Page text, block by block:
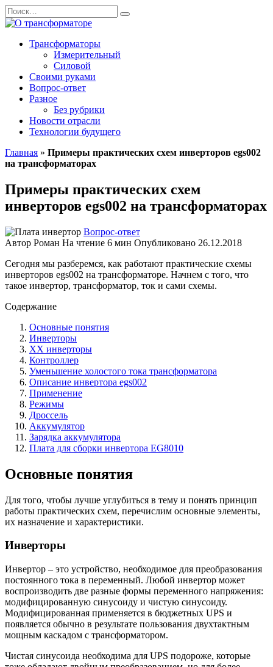
Перейти
к
содержанию
Search
for:
Трансформаторы
Измерительный
Силовой
Своими руками
Вопрос-ответ
Разное
Без рубрики
Новости отрасли
Технологии будущего
Главная » Примеры практических схем инверторов egs002
на трансформаторах
Примеры практических схем
инверторов egs002 на трансформаторах
Вопрос-ответ
Автор Роман На чтение 6 мин Опубликовано 26.12.2018
Сегодня мы разберемся, как работают практические схемы
инверторов egs002 на трансформаторе. Начнем с того, что
такое инвертор, трансформатор, ток и сами схемы.
Содержание
Основные понятия
Инверторы
XX инверторы
Контроллер
Уменьшение холостого тока трансформатора
Описание инвертора egs002
Применение
Режимы
Дроссель
Аккумулятор
Зарядка аккумулятора
Плата для сборки инвертора EG8010
Основные понятия
Для того, чтобы лучше углубиться в тему и понять принцип
работы практических схем, перечислим основные элементы,
их назначение и характеристики.
Инверторы
Инвертор – это устройство, необходимое для преобразования
постоянного тока в переменный. Любой инвертор может
воспроизводить две разные формы переменного напряжения:
модифицированную синусоиду и чистую синусоиду.
Модифицированная применяется в бюджетных UPS и
появляется обычно в результате пользования двухтактным
мощным каскадом с трансформатором.
Чистая синусоида необходима для UPS подороже, которые